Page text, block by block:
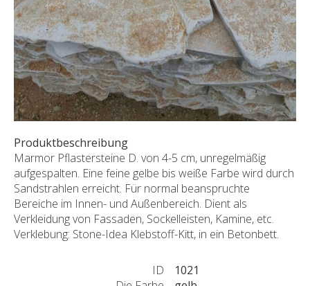
Produktbeschreibung
Marmor Pflastersteine D. von 4-5 cm, unregelmäßig
aufgespalten. Eine feine gelbe bis weiße Farbe wird durch
Sandstrahlen erreicht. Für normal beanspruchte
Bereiche im Innen- und Außenbereich. Dient als
Verkleidung von Fassaden, Sockelleisten, Kamine, etc.
Verklebung: Stone-Idea Klebstoff-Kitt, in ein Betonbett.
ID
1021